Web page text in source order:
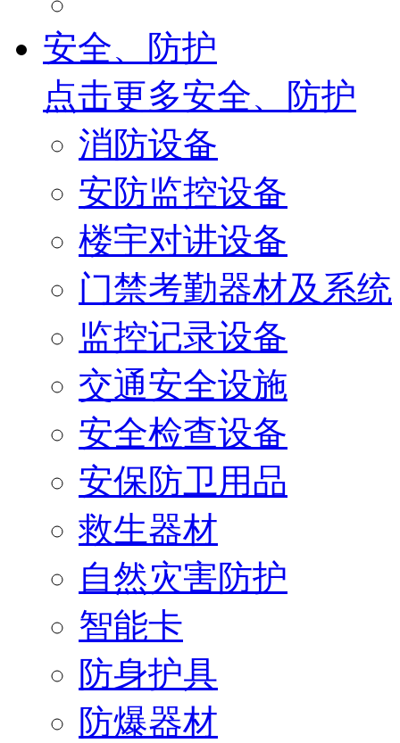
安全、防护
点击更多安全、防护
消防设备
安防监控设备
楼宇对讲设备
门禁考勤器材及系统
监控记录设备
交通安全设施
安全检查设备
安保防卫用品
救生器材
自然灾害防护
智能卡
防身护具
防爆器材